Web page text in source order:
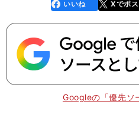
faceboo
k
いいね Xでポ
Googleの「優先ソ